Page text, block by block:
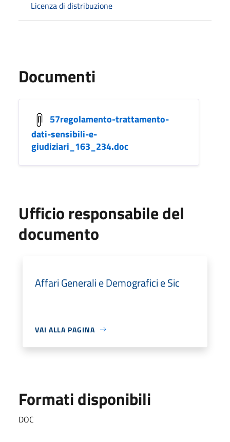
Licenza di distribuzione
Documenti
57regolamento-trattamento-
dati-sensibili-e-
giudiziari_163_234.doc
Ufficio responsabile del
documento
Affari Generali e Demografici e Sic
VAI ALLA PAGINA
Formati disponibili
DOC